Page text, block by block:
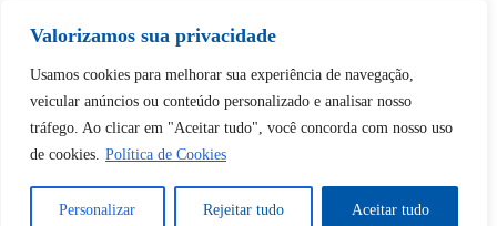
Valorizamos sua privacidade
Usamos cookies para melhorar sua experiência de navegação,
veicular anúncios ou conteúdo personalizado e analisar nosso
tráfego. Ao clicar em "Aceitar tudo", você concorda com nosso uso
de cookies. Política de Cookies
Personalizar Rejeitar tudo Aceitar tudo
Tem certeza de que deseja
desbloquear esta publicação?